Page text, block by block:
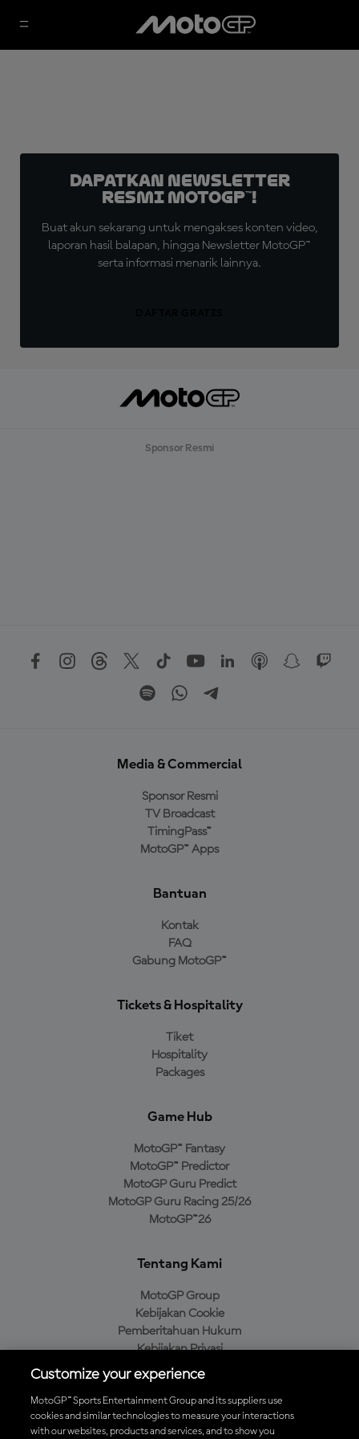
Dapatkan Newsletter
Resmi MotoGP™!
Buat akun sekarang untuk mengakses konten video,
laporan hasil balapan, hingga Newsletter MotoGP™
serta informasi menarik lainnya.
Sponsor Resmi
Media & Commercial
Sponsor Resmi
TV Broadcast
TimingPass™
MotoGP™ Apps
Bantuan
Kontak
FAQ
Gabung MotoGP™
Tickets & Hospitality
Tiket
Hospitality
Packages
Game Hub
MotoGP™ Fantasy
MotoGP™ Predictor
MotoGP Guru Predict
MotoGP Guru Racing 25/26
MotoGP™26
Tentang Kami
MotoGP Group
Kebijakan Cookie
Pemberitahuan Hukum
Kebijakan Privasi
Kebijakan Pembelian
Unduh Aplikasi Resmi MotoGP™
Customize your experience
MotoGP™ Sports Entertainment Group and its suppliers use
cookies and similar technologies to measure your interactions
with our websites, products and services, and to show you